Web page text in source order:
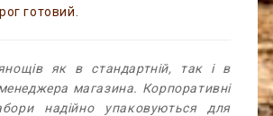
готовий.
як в стандартній, так і в
магазина. Корпоративні
надійно упаковуються для